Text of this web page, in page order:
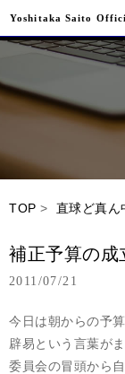
Yoshitaka Saito
TOP > 直球ど真ん
補正予算の成
2011/07/21
今日は朝からの予算
辟易という言葉が
委員会の冒頭から自